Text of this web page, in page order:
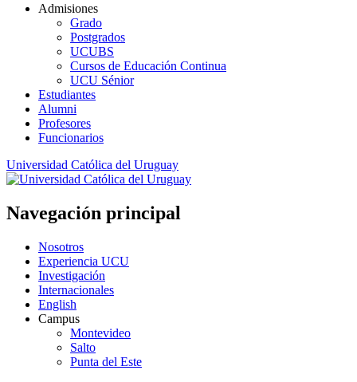
Admisiones
Grado
Postgrados
UCUBS
Cursos de Educación Continua
UCU Sénior
Estudiantes
Alumni
Profesores
Funcionarios
Universidad Católica del Uruguay
Navegación principal
Nosotros
Experiencia UCU
Investigación
Internacionales
English
Campus
Montevideo
Salto
Punta del Este